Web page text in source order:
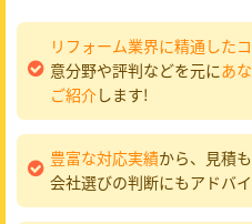
リフォーム業界に精通した
意分野や評判などを元にあ
ご紹介します!
豊富な対応実績から、見積
会社選びの判断にもアドバ